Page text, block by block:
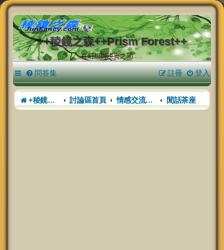
++稜鏡之森++Prism Forest++
在幻想與現實之間.....
問答集 登入
註冊
+稜鏡之森+ 討論區首頁 情感交流廣場 閒話茶座